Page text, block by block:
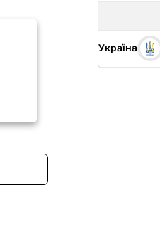
Україна